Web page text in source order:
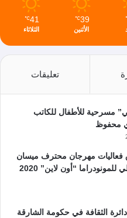
39
℃
الأثنين
41
℃
الثلاثاء
تعليقات
مسرحية للأطفال للكاتب
محفوظ
فعاليات مهرجان محترف ميسان
المسرحي الدولي للمونودراما “أون لاين” 2020
الثقافة في حكومة الشارقة